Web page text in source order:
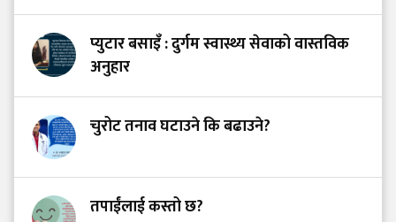
प्युटार बसाइँ : दुर्गम स्वास्थ्य सेवाको वास्तविक
अनुहार
चुरोट तनाव घटाउने कि बढाउने?
तपाईंलाई कस्तो छ?